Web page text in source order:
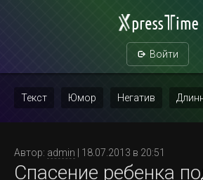
Войти
Текст Юмор Негатив
Повтор
Автор: admin | 18.07.2013 в 20:51
Спасение ребенка